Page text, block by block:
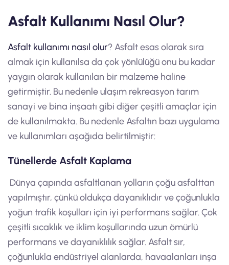
Asfalt Kullanımı Nasıl Olur?
Asfalt kullanımı nasıl olur? Asfalt esas olarak sıra
almak için kullanılsa da çok yönlülüğü onu bu kadar
yaygın olarak kullanılan bir malzeme haline
getirmiştir. Bu nedenle ulaşım rekreasyon tarım
sanayi ve bina inşaatı gibi diğer çeşitli amaçlar için
de kullanılmakta. Bu nedenle Asfaltın bazı uygulama
ve kullanımları aşağıda belirtilmiştir:
Tünellerde Asfalt Kaplama
Dünya çapında asfaltlanan yolların çoğu asfalttan
yapılmıştır, çünkü oldukça dayanıklıdır ve çoğunlukla
yoğun trafik koşulları için iyi performans sağlar. Çok
çeşitli sıcaklık ve iklim koşullarında uzun ömürlü
performans ve dayanıklılık sağlar. Asfalt sır,
çoğunlukla endüstriyel alanlarda, havaalanları inşa